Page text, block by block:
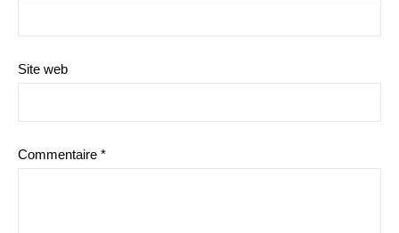
Site web
Commentaire *